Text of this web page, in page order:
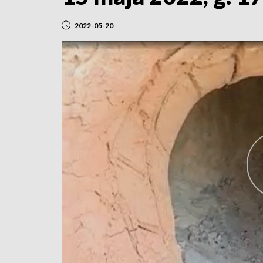
2022-05-20